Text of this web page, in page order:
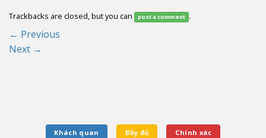
Trackbacks are closed, but you can post a comment .
← Previous
Next →
Khách quan Đầy đủ Chính xác